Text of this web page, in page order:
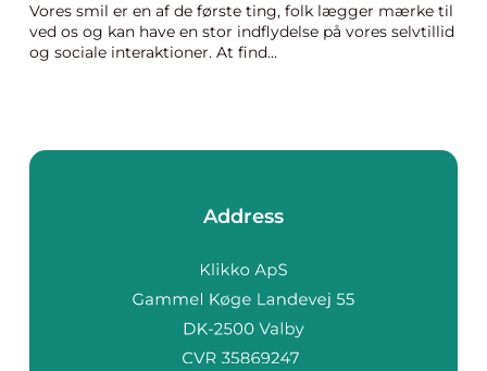
Vores smil er en af de første ting, folk lægger mærke til
ved os og kan have en stor indflydelse på vores selvtillid
og sociale interaktioner. At find...
Address